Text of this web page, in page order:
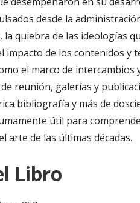
desde la
la quiebra de las ideologías
impacto de los contenidos y
el marco de
reunión, galerías y
bibliografía y más de
útil para
arte de las últimas décadas.
Libro